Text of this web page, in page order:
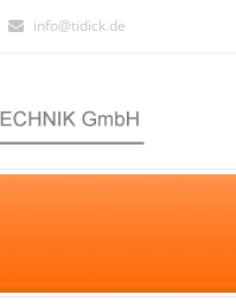
info@tidick.de